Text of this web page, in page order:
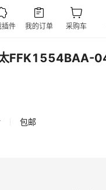
FFK1554BAA-
包邮